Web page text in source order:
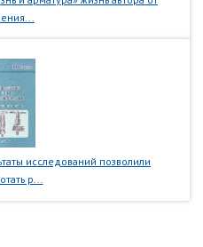
исследований позволили
р...